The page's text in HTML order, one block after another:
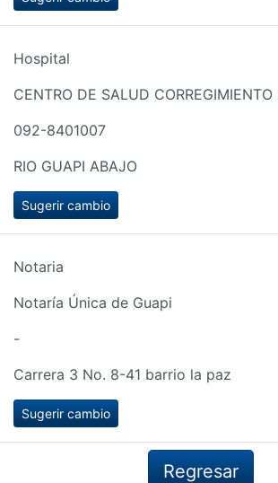
Hospital
CENTRO DE SALUD CORREGIMIENTO
092-8401007
RIO GUAPI ABAJO
Sugerir cambio
Notaria
Notaría Única de Guapi
-
Carrera 3 No. 8-41 barrio la paz
Sugerir cambio
Regresar